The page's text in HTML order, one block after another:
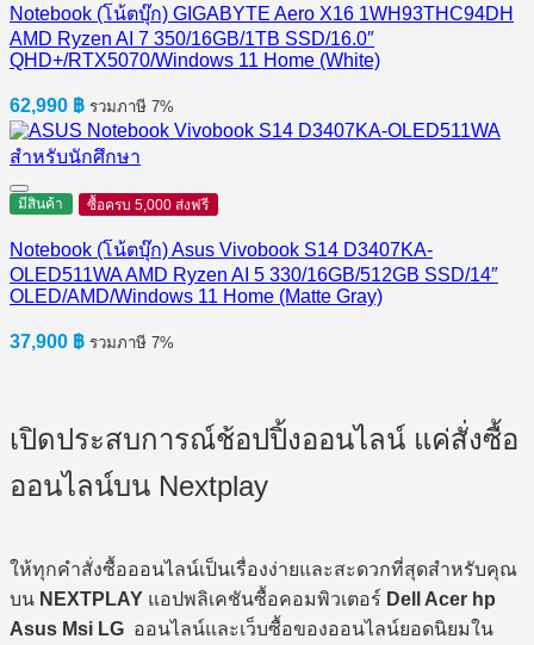
Notebook (โน้ตบุ๊ก) GIGABYTE Aero X16 1WH93THC94DH
AMD Ryzen AI 7 350/16GB/1TB SSD/16.0″
QHD+/RTX5070/Windows 11 Home (White)
62,990 ฿ รวมภาษี 7%
มีสินค้า ซื้อครบ 5,000 ส่งฟรี
Notebook (โน้ตบุ๊ก) Asus Vivobook S14 D3407KA-
OLED511WA AMD Ryzen AI 5 330/16GB/512GB SSD/14″
OLED/AMD/Windows 11 Home (Matte Gray)
37,900 ฿ รวมภาษี 7%
เปิดประสบการณ์ช้อปปิ้งออนไลน์ แค่สั่งซื้อ
ออนไลน์บน Nextplay
ให้ทุกคำสั่งซื้อออนไลน์เป็นเรื่องง่ายและสะดวกที่สุดสำหรับคุณ
บน NEXTPLAY แอปพลิเคชันซื้อคอมพิวเตอร์ Dell Acer hp
Asus Msi LG ออนไลน์และเว็บซื้อของออนไลน์ยอดนิยมใน